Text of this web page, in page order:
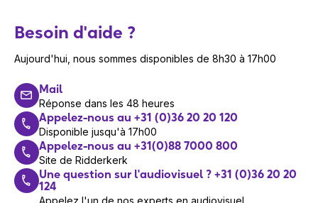
Besoin d'aide ?
Aujourd'hui, nous sommes disponibles de 8h30 à 17h00
Mail
Réponse dans les 48 heures
Appelez-nous au +31 (0)36 20 20 120
Disponible jusqu'à 17h00
Appelez-nous au +31(0)88 7000 800
Site de Ridderkerk
Une question sur l'audiovisuel ? +31 (0)36 20 20
124
Appelez l'un de nos experts en audiovisuel